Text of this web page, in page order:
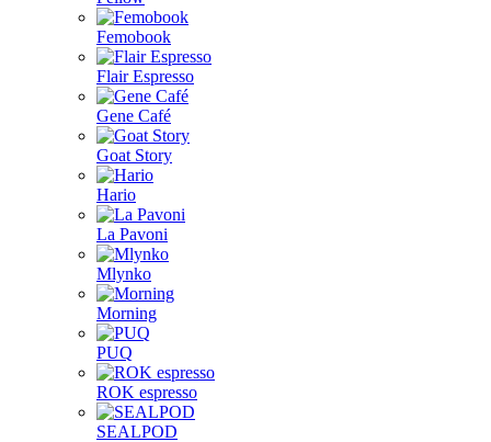
Femobook
Flair Espresso
Gene Café
Goat Story
Hario
La Pavoni
Mlynko
Morning
PUQ
ROK espresso
SEALPOD